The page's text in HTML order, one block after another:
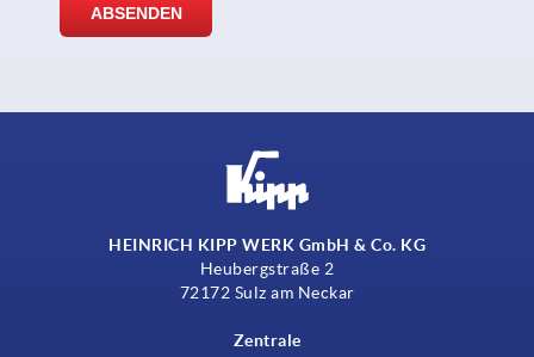
HEINRICH KIPP WERK GmbH & Co. KG
Heubergstraße 2
72172 Sulz am Neckar
Zentrale